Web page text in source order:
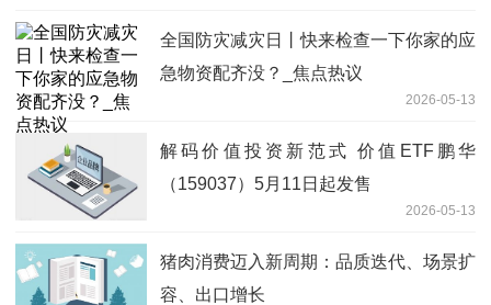
全国防灾减灾日丨快来检查一下你家的应
急物资配齐没？_焦点热议
2026-05-13
解码价值投资新范式 价值ETF鹏华
（159037）5月11日起发售
2026-05-13
猪肉消费迈入新周期：品质迭代、场景扩
容、出口增长